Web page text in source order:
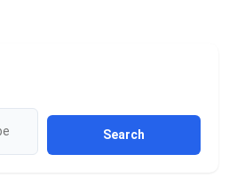
Search